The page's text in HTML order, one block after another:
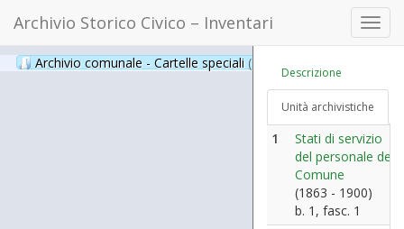
Archivio Storico Civico – Inventari
Archivio comunale - Cartelle speciali (397)
Descrizione
Unità archivistiche
1
Stati di servizio
del personale del
Comune
(1863 - 1900)
b. 1, fasc. 1